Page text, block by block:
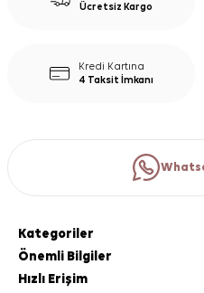
Ücretsiz Kargo
Kredi Kartına
4 Taksit İmkanı
Kategoriler
Önemli Bilgiler
Hızlı Erişim